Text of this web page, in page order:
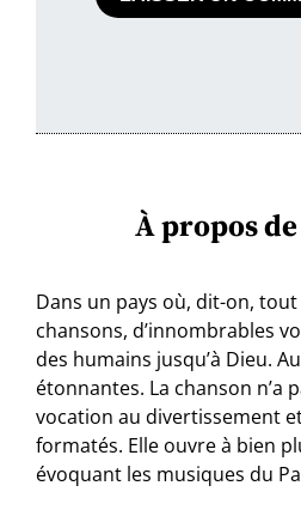
À propos
Dans un pays où, dit-on,
chansons, d’innombrables
des humains jusqu’à Dieu.
étonnantes. La chanson n’a
vocation au divertissement
formatés. Elle ouvre à bien
évoquant les musiques du